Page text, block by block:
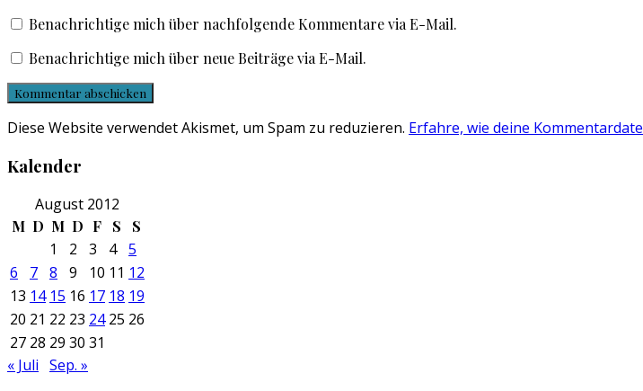
Benachrichtige mich über nachfolgende Kommentare via E-Mail.
Benachrichtige mich über neue Beiträge via E-Mail.
Diese Website verwendet Akismet, um Spam zu reduzieren. Erfahre, wie deine
Kalender
August 2012
M D M D F S S
1 2 3 4 5
6
7 8 9 10 11 12
13 14 15 16 17 18 19
20 21 22 23 24 25 26
27 28 29 30 31
« Juli Sep. »